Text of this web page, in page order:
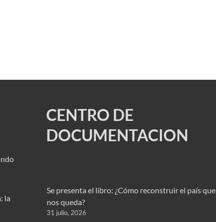
la
CENTRO DE
DOCUMENTACION
Se presenta el libro: ¿Cómo reconstruir el país que
nos queda?
31 julio, 2026